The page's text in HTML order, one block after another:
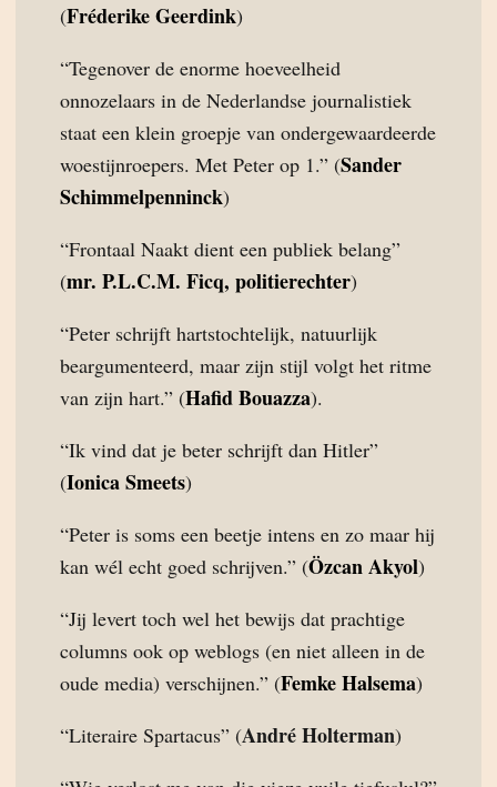
(Fréderike Geerdink)
“Tegenover de enorme hoeveelheid
onnozelaars in de Nederlandse journalistiek
staat een klein groepje van ondergewaardeerde
woestijnroepers. Met Peter op 1.” (Sander
Schimmelpenninck)
“Frontaal Naakt dient een publiek belang”
(mr. P.L.C.M. Ficq, politierechter)
“Peter schrijft hartstochtelijk, natuurlijk
beargumenteerd, maar zijn stijl volgt het ritme
van zijn hart.” (Hafid Bouazza).
“Ik vind dat je beter schrijft dan Hitler”
(Ionica Smeets)
“Peter is soms een beetje intens en zo maar hij
kan wél echt goed schrijven.” (Özcan Akyol)
“Jij levert toch wel het bewijs dat prachtige
columns ook op weblogs (en niet alleen in de
oude media) verschijnen.” (Femke Halsema)
“Literaire Spartacus” (André Holterman)